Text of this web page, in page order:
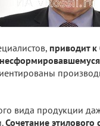
приводит
вида продукции
Сочетание этилового